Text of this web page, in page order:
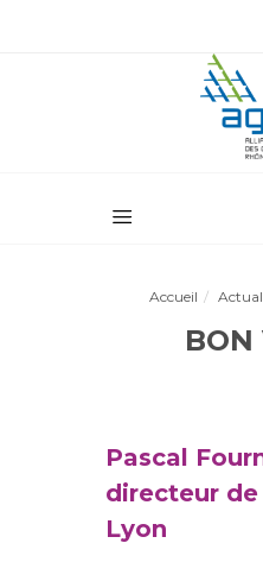
Accueil
BON
Pascal
directeur
Lyon